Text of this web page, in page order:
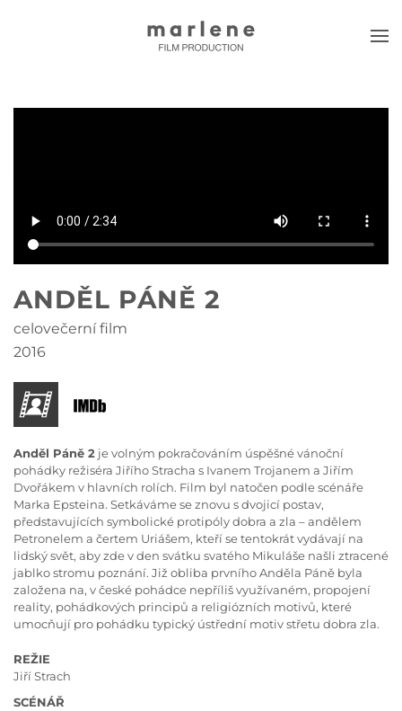
Skip to main content
ANDĚL PÁNĚ 2
celovečerní film
2016
Anděl Páně 2 je volným pokračováním úspěšné vánoční
pohádky režiséra Jiřího Stracha s Ivanem Trojanem a Jiřím
Dvořákem v hlavních rolích. Film byl natočen podle scénáře
Marka Epsteina. Setkáváme se znovu s dvojicí postav,
představujících symbolické protipóly dobra a zla – andělem
Petronelem a čertem Uriášem, kteří se tentokrát vydávají na
lidský svět, aby zde v den svátku svatého Mikuláše našli ztracené
jablko stromu poznání. Již obliba prvního Anděla Páně byla
založena na, v české pohádce nepříliš využívaném, propojení
reality, pohádkových principů a religiózních motivů, které
umocňují pro pohádku typický ústřední motiv střetu dobra zla.
REŽIE
Jiří Strach
SCÉNÁŘ